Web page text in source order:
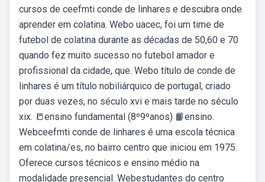
cursos de ceefmti conde de linhares e descubra onde
aprender em colatina. Webo uacec, foi um time de
futebol de colatina durante as décadas de 50,60 e 70
quando fez muito sucesso no futebol amador e
profissional da cidade, que. Webo título de conde de
linhares é um título nobiliárquico de portugal, criado
por duas vezes, no século xvi e mais tarde no século
xix. 📒ensino fundamental (8º9ºanos) 📙ensino.
Webceefmti conde de linhares é uma escola técnica
em colatina/es, no bairro centro que iniciou em 1975.
Oferece cursos técnicos e ensino médio na
modalidade presencial. Webestudantes do centro